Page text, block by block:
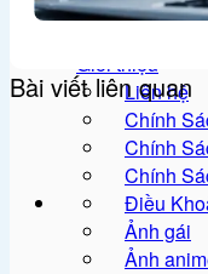
Ảnh
Giới thiệu
Liên hệ
Chính
Chính
Chính
Điều
Ảnh gái
Ảnh
Bài viết liên quan